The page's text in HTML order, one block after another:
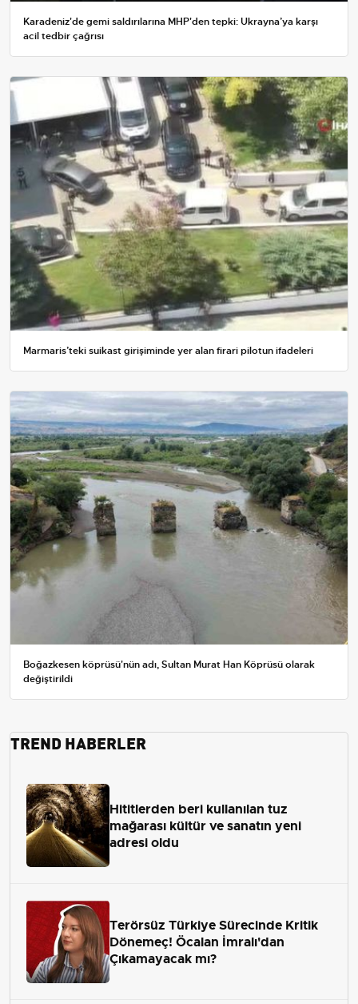
Karadeniz'de gemi saldırılarına MHP'den tepki: Ukrayna’ya karşı
acil tedbir çağrısı
Marmaris’teki suikast girişiminde yer alan firari pilotun ifadeleri
Boğazkesen köprüsü'nün adı, Sultan Murat Han Köprüsü olarak
değiştirildi
TREND HABERLER
Hititlerden beri kullanılan tuz
mağarası kültür ve sanatın yeni
adresi oldu
Terörsüz Türkiye Sürecinde Kritik
Dönemeç! Öcalan İmralı'dan
Çıkamayacak mı?